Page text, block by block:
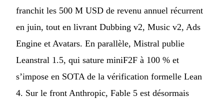
franchit les 500 M USD de revenu annuel récurrent
en juin, tout en livrant Dubbing v2, Music v2, Ads
Engine et Avatars. En parallèle, Mistral publie
Leanstral 1.5, qui sature miniF2F à 100 % et
s’impose en SOTA de la vérification formelle Lean
4. Sur le front Anthropic, Fable 5 est désormais